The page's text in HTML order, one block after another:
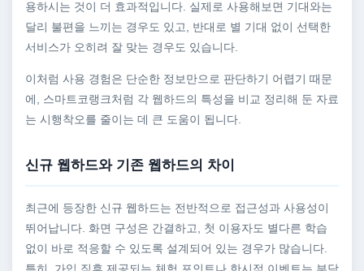
용하시는 것이 더 효과적입니다. 실제로 사용해보면 기대와는
달리 불편을 느끼는 경우도 있고, 반대로 별 기대 없이 선택한
서비스가 오히려 잘 맞는 경우도 있습니다.
이처럼 사용 경험은 단순한 정보만으로 판단하기 어렵기 때문
에, 스마트코랭크처럼 각 웹하드의 특성을 비교 정리해 둔 자료
는 시행착오를 줄이는 데 큰 도움이 됩니다.
신규 웹하드와 기존 웹하드의 차이
최근에 등장한 신규 웹하드는 전반적으로 접근성과 사용성이
뛰어납니다. 화면 구성은 간결하고, 첫 이용자도 별다른 학습
없이 바로 적응할 수 있도록 설계되어 있는 경우가 많습니다.